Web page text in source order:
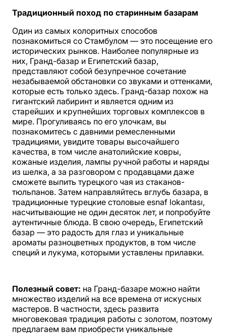
Традиционный поход по старинным базарам
Один из самых колоритных способов
познакомиться со Стамбулом — это посещение его
исторических рынков. Наиболее популярные из
них, Гранд-базар и Египетский базар,
представляют собой безупречное сочетание
незабываемой обстановки со звуками и оттенками,
которые есть только здесь. Гранд-базар похож на
гигантский лабиринт и является одним из
старейших и крупнейших торговых комплексов в
мире. Прогуливаясь по его улочкам, вы
познакомитесь с давними ремесленными
традициями, увидите товары высочайшего
качества, в том числе анатолийские ковры,
кожаные изделия, лампы ручной работы и наряды
из шелка, а за разговором с продавцами даже
сможете выпить турецкого чая из стаканов-
тюльпанов. Затем направляйтесь вглубь базара, в
традиционные турецкие столовые esnaf lokantası,
насчитывающие не один десяток лет, и попробуйте
аутентичные блюда. В свою очередь, Египетский
базар — это радость для глаз и уникальные
ароматы разноцветных продуктов, в том числе
специй и лукума, которыми уставлены прилавки.
Полезный совет: на Гранд-базаре можно найти
множество изделий на все времена от искусных
мастеров. В частности, здесь развита
многовековая традиция работы с золотом, поэтому
предлагаем вам приобрести уникальные